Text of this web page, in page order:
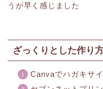
うが早く感じました
ざっくりとした作り
Canvaでハガキサ